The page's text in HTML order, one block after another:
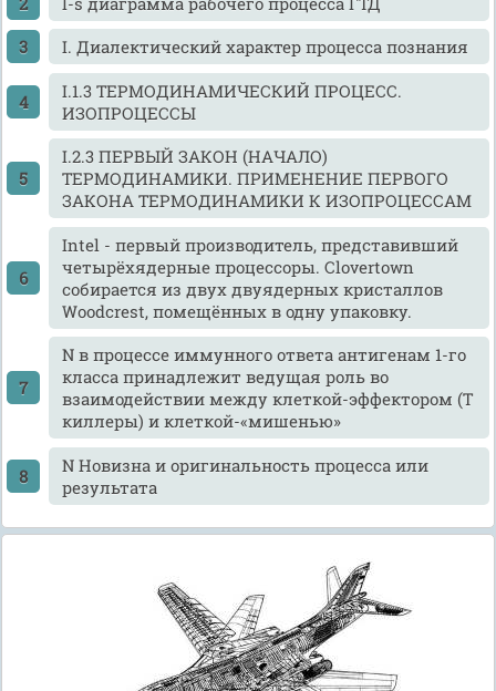
I. Диалектический характер процесса познания
I.1.3 ТЕРМОДИНАМИЧЕСКИЙ ПРОЦЕСС.
ИЗОПРОЦЕССЫ
I.2.3 ПЕРВЫЙ ЗАКОН (НАЧАЛО)
ТЕРМОДИНАМИКИ. ПРИМЕНЕНИЕ ПЕРВОГО
ЗАКОНА ТЕРМОДИНАМИКИ К ИЗОПРОЦЕССАМ
Intel - первый производитель, представивший
четырёхядерные процессоры. Clovertown
собирается из двух двуядерных кристаллов
Woodcrest, помещённых в одну упаковку.
N в процессе иммунного ответа антигенам 1-го
класса принадлежит ведущая роль во
взаимодействии между клеткой-эффектором (Т
киллеры) и клеткой-«мишенью»
N Новизна и оригинальность процесса или
результата